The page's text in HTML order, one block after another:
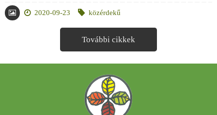
2020-09-23 közérdekű
További cikkek